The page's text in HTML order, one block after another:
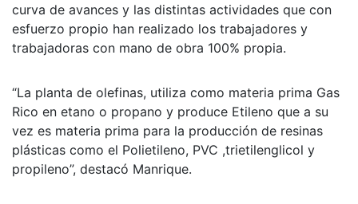
curva de avances y las distintas actividades que con
esfuerzo propio han realizado los trabajadores y
trabajadoras con mano de obra 100% propia.
“La planta de olefinas, utiliza como materia prima Gas
Rico en etano o propano y produce Etileno que a su
vez es materia prima para la producción de resinas
plásticas como el Polietileno, PVC ,trietilenglicol y
propileno”, destacó Manrique.